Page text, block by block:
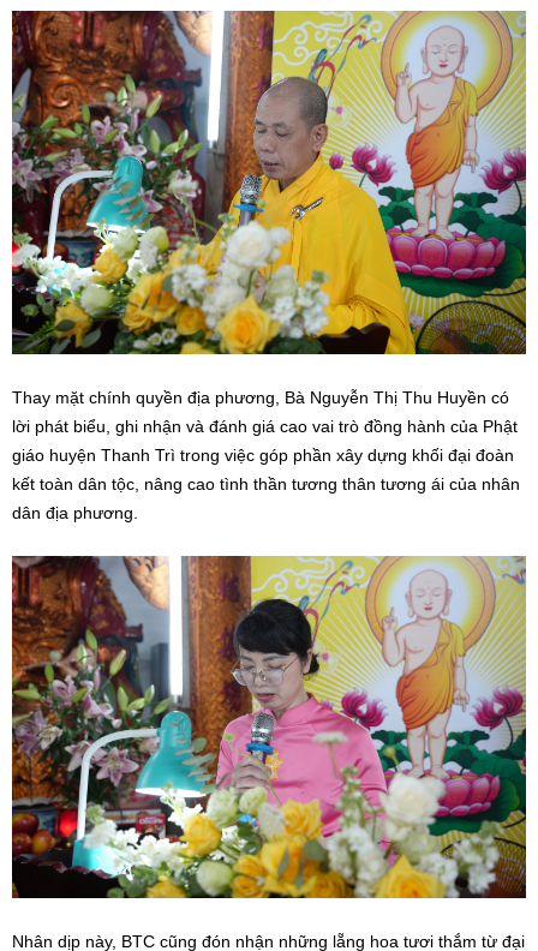
Thay mặt chính quyền địa phương, Bà Nguyễn Thị Thu Huyền có
lời phát biểu, ghi nhận và đánh giá cao vai trò đồng hành của Phật
giáo huyện Thanh Trì trong việc góp phần xây dựng khối đại đoàn
kết toàn dân tộc, nâng cao tình thần tương thân tương ái của nhân
dân địa phương.
Nhân dịp này, BTC cũng đón nhận những lẵng hoa tươi thắm từ đại